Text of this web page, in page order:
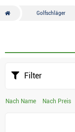
Golfschläger
Filter
Nach Name Nach Preis